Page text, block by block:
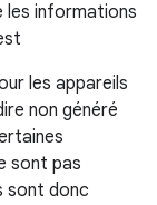
les informations
les appareils
non généré
sont pas
sont donc